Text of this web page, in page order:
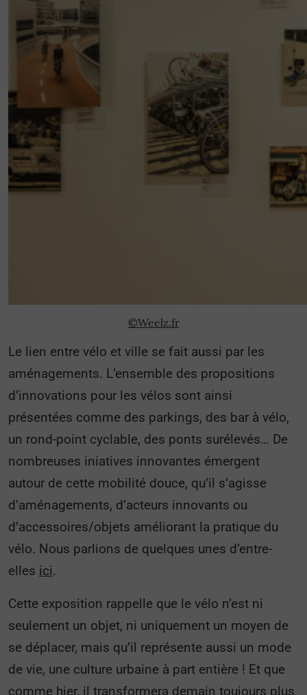
©Weelz.fr
Le lien entre vélo et ville se fait aussi par les
aménagements. L’ensemble des propositions
d’innovations pour les vélos sont ainsi
présentées comme des parkings, des bar à vélo,
un rond-point cyclable, des ponts surélevés… De
nombreuses iniatives innovantes émergent
autour de cette mobilité douce, qu’il s’agisse
d’aménagements, d’acteurs innovants ou
d’accessoires/objets améliorant la pratique du
vélo. Nous parlions de quelques unes d’entre-
elles ici.
Cette exposition rappelle que le vélo n’est ni
seulement un objet, ni uniquement un moyen de
se déplacer, mais qu’il représente aussi un mode
de vie, une culture urbaine à part entière ! Et que
comme hier, il transformera demain toujours plus